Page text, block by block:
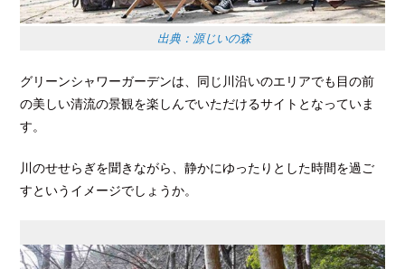
出典：源じいの森
グリーンシャワーガーデンは、同じ川沿いのエリアでも目の前
の美しい清流の景観を楽しんでいただけるサイトとなっていま
す。
川のせせらぎを聞きながら、静かにゆったりとした時間を過ご
すというイメージでしょうか。